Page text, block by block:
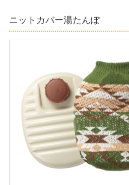
ニットカバー湯たんぽ